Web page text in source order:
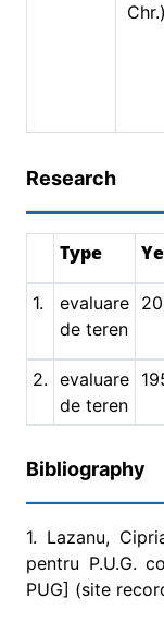
Chr.)
Research
Type
1.
evaluare
de teren
2. evaluare
de teren
Bibliography
1. Lazanu,
pentru P.U.G.
PUG] (site